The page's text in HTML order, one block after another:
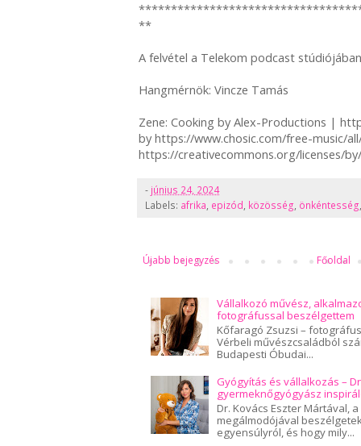
**
A felvétel a Telekom podcast
Hangmérnök: Vincze Tamás
Zene: Cooking by Alex-Productions |
by https://www.chosic.com/free-music/
https://creativecommons.org/licenses/
- június 24, 2024
Labels: afrika, epizód, közösség, önkéntesség
Újabb bejegyzés Főoldal
Vállalkozó művész,
fotográfussal beszélgettem
Kőfaragó Zsuzsi –
Vérbeli művészcsaládból
Budapesti Óbudai...
Gyógyítás és vállalkozás –
gyermeknőgyógyász
Dr. Kovács Eszter Mártával,
megálmodójával
egyensúlyról, és hogy mily...